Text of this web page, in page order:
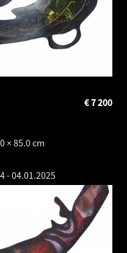
× 85.0 cm
7 200
€
-04.01.2025